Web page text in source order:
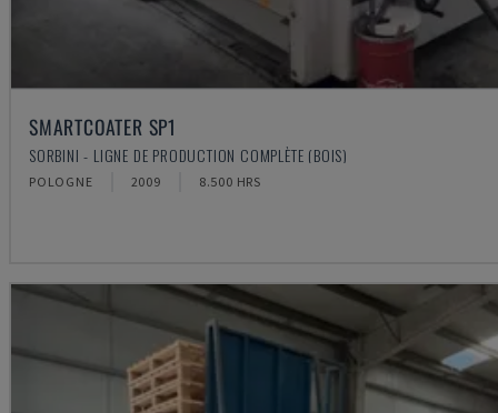
SMARTCOATER SP1
SORBINI - LIGNE DE PRODUCTION COMPLÈTE (BOIS)
POLOGNE 2009 8.500 HRS